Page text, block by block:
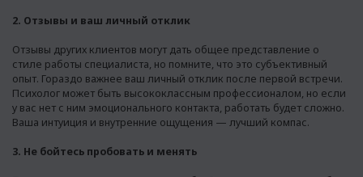
2. Отзывы и ваш личный отклик
Отзывы других клиентов могут дать общее представление о
стиле работы специалиста, но помните, что это субъективный
опыт. Гораздо важнее ваш личный отклик после первой встречи.
Психолог может быть высококлассным профессионалом, но если
у вас нет с ним эмоционального контакта, работать будет сложно.
Ваша интуиция и внутренние ощущения — лучший компас.
3. Не бойтесь пробовать и менять